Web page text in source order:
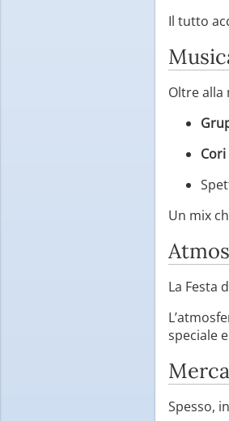
Il tutto
Oltre alla
Un mix
La Festa
speciale
Spesso,